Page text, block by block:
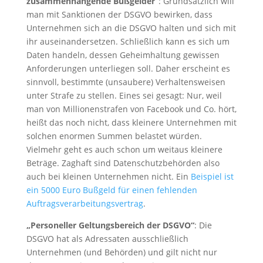
man mit Sanktionen der DSGVO bewirken, dass
Unternehmen sich an die DSGVO halten und sich mit
ihr auseinandersetzen. Schließlich kann es sich um
Daten handeln, dessen Geheimhaltung gewissen
Anforderungen unterliegen soll. Daher erscheint es
sinnvoll, bestimmte (unsaubere) Verhaltensweisen
unter Strafe zu stellen. Eines sei gesagt: Nur, weil
man von Millionenstrafen von Facebook und Co. hört,
heißt das noch nicht, dass kleinere Unternehmen mit
solchen enormen Summen belastet würden.
Vielmehr geht es auch schon um weitaus kleinere
Beträge. Zaghaft sind Datenschutzbehörden also
auch bei kleinen Unternehmen nicht. Ein Beispiel ist
ein 5000 Euro Bußgeld für einen fehlenden
Auftragsverarbeitungsvertrag.
„Personeller Geltungsbereich der DSGVO“: Die
DSGVO hat als Adressaten ausschließlich
Unternehmen (und Behörden) und gilt nicht nur